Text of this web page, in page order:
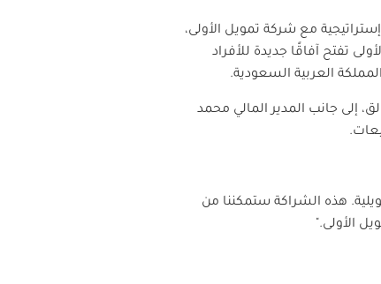
مع شركة تمويل الأولى،
تفتح آفاقًا جديدة للأفراد
العربية السعودية.
إلى جانب المدير المالي محمد
هذه الشراكة ستمكننا من
الأولى."